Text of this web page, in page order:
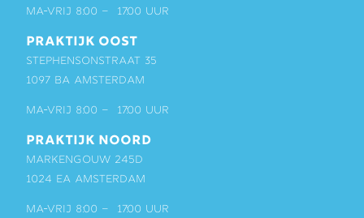
ma-vrij 8:00 – 17:00 uur
PRAKTIJK OOST
Stephensonstraat 35
1097 BA Amsterdam
ma-vrij 8:00 – 17:00 uur
PRAKTIJK NOORD
Markengouw 245D
1024 EA Amsterdam
ma-vrij 8:00 – 17:00 uur